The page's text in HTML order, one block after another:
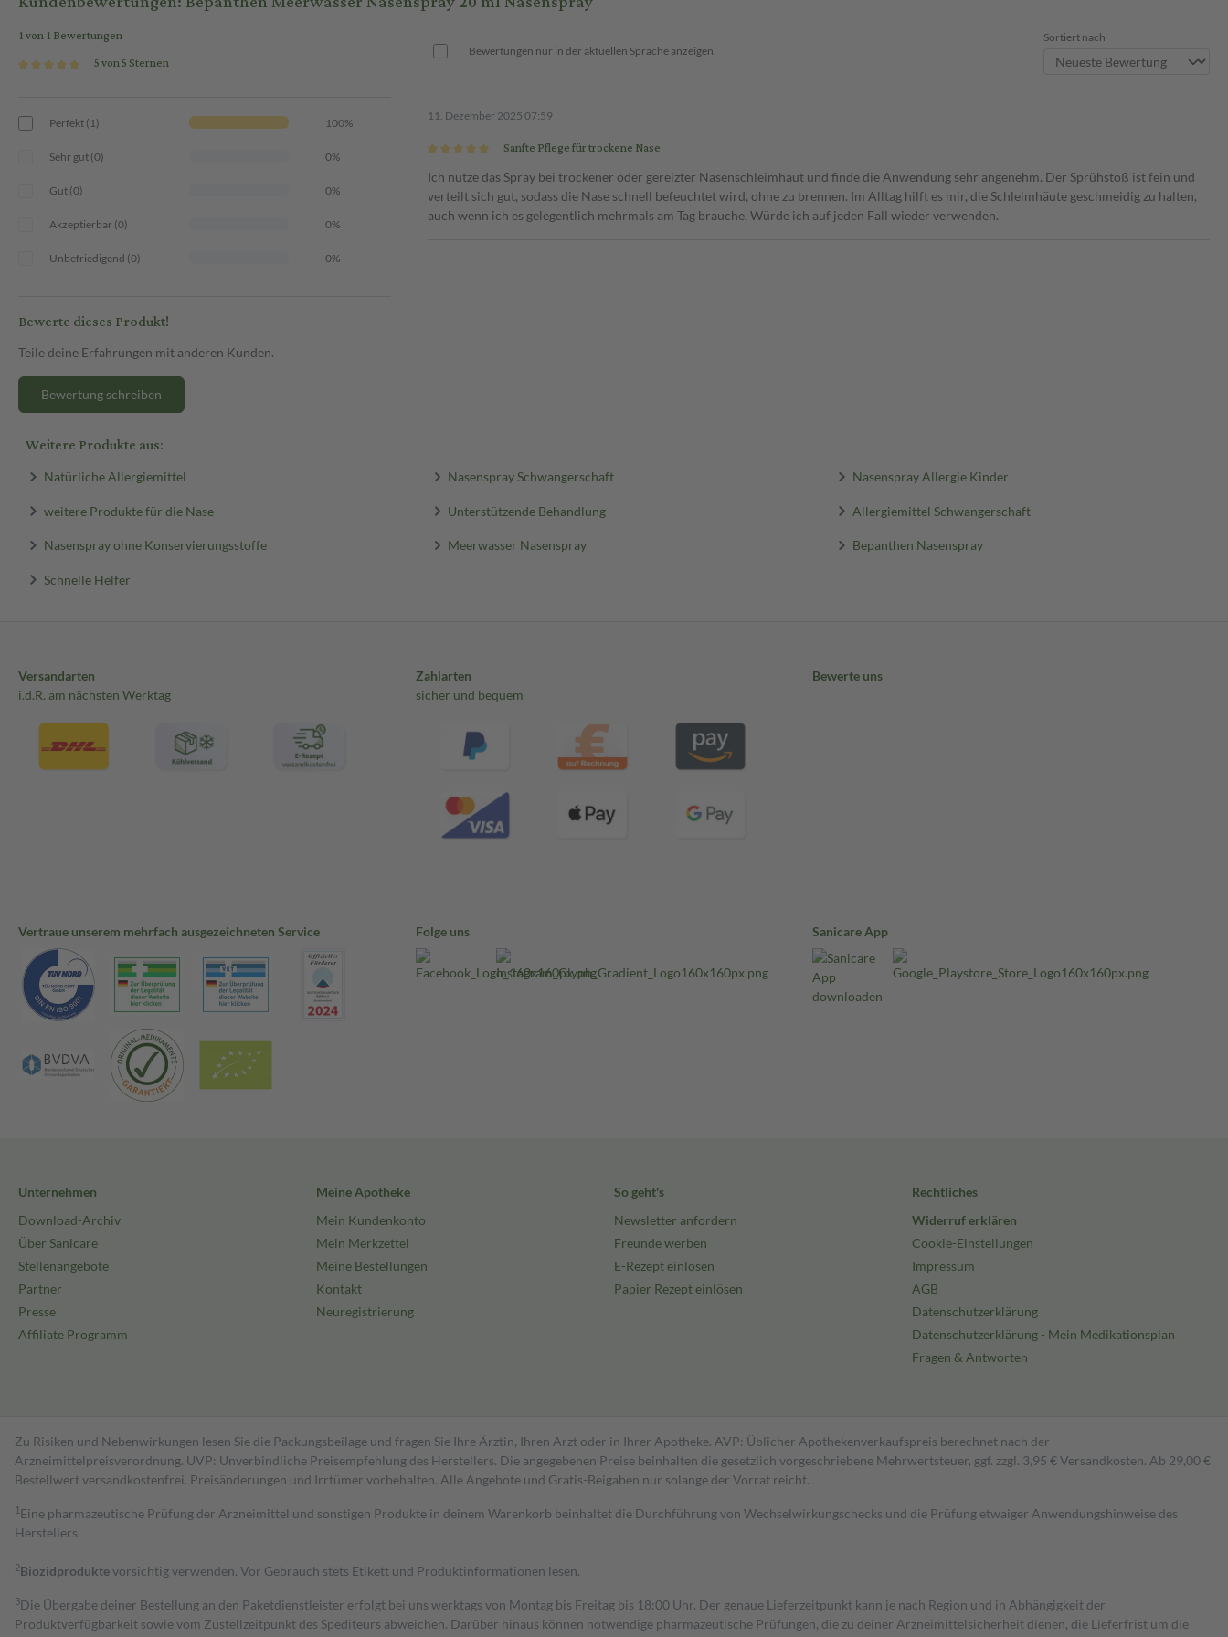
1 von 1 Bewertungen
5 von 5 Sternen
Perfekt (1) 100%
Sehr gut (0) 0%
Gut (0) 0%
Akzeptierbar (0) 0%
Unbefriedigend (0) 0%
Bewerte dieses Produkt!
Teile deine Erfahrungen mit anderen Kunden.
Bewertung schreiben
Bewertungen nur in der aktuellen Sprache anzeigen.
Sortiert nach
11. Dezember 2025 07:59
Sanfte Pflege für trockene Nase
Ich nutze das Spray bei trockener oder gereizter Nasenschleimhaut und finde die Anwendung sehr angenehm. Der Sprühstoß ist fein und
verteilt sich gut, sodass die Nase schnell befeuchtet wird, ohne zu brennen. Im Alltag hilft es mir, die Schleimhäute geschmeidig zu halten,
auch wenn ich es gelegentlich mehrmals am Tag brauche. Würde ich auf jeden Fall wieder verwenden.
Weitere Produkte aus:
Natürliche Allergiemittel Nasenspray Schwangerschaft Nasenspray Allergie Kinder
weitere Produkte für die Nase Unterstützende Behandlung Allergiemittel Schwangerschaft
Nasenspray ohne Konservierungsstoffe Meerwasser Nasenspray Bepanthen Nasenspray
Schnelle Helfer
Versandarten
i.d.R. am nächsten Werktag
Zahlarten
sicher und bequem
Bewerte uns
Vertraue unserem mehrfach ausgezeichneten Service Folge uns Sanicare App
Unternehmen
Download-Archiv
Über Sanicare
Stellenangebote
Partner
Presse
Affiliate Programm
Meine Apotheke
Mein Kundenkonto
Mein Merkzettel
Meine Bestellungen
Kontakt
Neuregistrierung
So geht's
Newsletter anfordern
Freunde werben
E-Rezept einlösen
Papier Rezept einlösen
Rechtliches
Widerruf erklären
Cookie-Einstellungen
Impressum
AGB
Datenschutzerklärung
Datenschutzerklärung - Mein Medikationsplan
Fragen & Antworten
Zu Risiken und Nebenwirkungen lesen Sie die Packungsbeilage und fragen Sie Ihre Ärztin, Ihren Arzt oder in Ihrer Apotheke. AVP: Üblicher Apothekenverkaufspreis berechnet nach der
Arzneimittelpreisverordnung. UVP: Unverbindliche Preisempfehlung des Herstellers. Die angegebenen Preise beinhalten die gesetzlich vorgeschriebene Mehrwertsteuer, ggf. zzgl. 3,95 € Versandkosten. Ab 29,00 €
Bestell­wert versand­kosten­frei. Preisänderungen und Irrtümer vorbehalten. Alle Angebote und Gratis-Beigaben nur solange der Vorrat reicht.
1 Eine pharmazeutische Prüfung der Arzneimittel und sonstigen Produkte in deinem Warenkorb beinhaltet die Durchführung von Wechselwirkungschecks und die Prüfung etwaiger Anwendungshinweise des
Herstellers.
2Biozidproduktevorsichtig verwenden. Vor Gebrauch stets Etikett und Produktinformationen lesen.
3Die Übergabe deiner Bestellung an den Paketdienstleister erfolgt bei uns werktags von Montag bis Freitag bis 18:00 Uhr. Der genaue Lieferzeitpunkt kann je nach Region und in Abhängigkeit der
Produktverfügbarkeit sowie vom Zustellzeitpunkt des Spediteurs abweichen. Darüber hinaus können notwendige pharmazeutische Prüfungen, die zu deiner Arzneimittelsicherheit dienen, die Lieferfrist um die